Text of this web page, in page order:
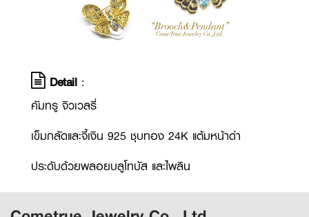
Detail :
คัมทรู จิวเวลรี่
เข็มกลัดและจี้เงิน 925 ชุบทอง 24K แต้มหน้าดำ
ประดับด้วยพลอยบลูโทบัส และไพลิน